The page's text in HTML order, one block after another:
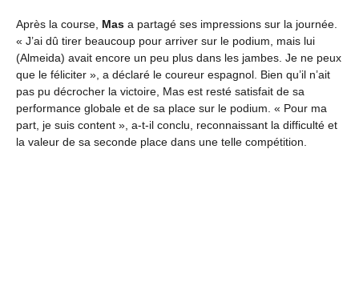
Après la course, Mas a partagé ses impressions sur la journée.
« J’ai dû tirer beaucoup pour arriver sur le podium, mais lui
(Almeida) avait encore un peu plus dans les jambes. Je ne peux
que le féliciter », a déclaré le coureur espagnol. Bien qu’il n’ait
pas pu décrocher la victoire, Mas est resté satisfait de sa
performance globale et de sa place sur le podium. « Pour ma
part, je suis content », a-t-il conclu, reconnaissant la difficulté et
la valeur de sa seconde place dans une telle compétition.